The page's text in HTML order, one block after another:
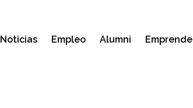
Noticias Empleo Alumni Emprende